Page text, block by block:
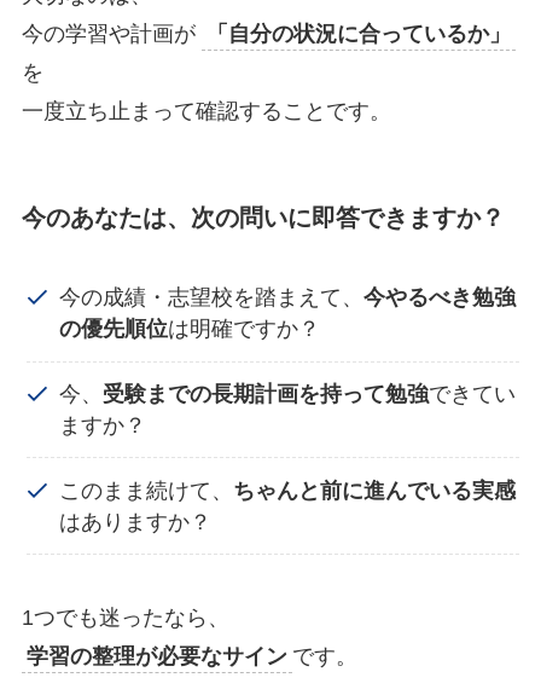
今の学習や計画が
「自分の状況に合っているか」
を
一度立ち止まって確認することです。
今のあなたは、次の問いに即答できますか？
今の成績・志望校を踏まえて、今やるべき勉強
の優先順位は明確ですか？
今、 受験までの長期計画を持って勉強できてい
ますか？
このまま続けて、 ちゃんと前に進んでいる実感
はありますか？
1つでも迷ったなら、
学習の整理が必要なサイン です。